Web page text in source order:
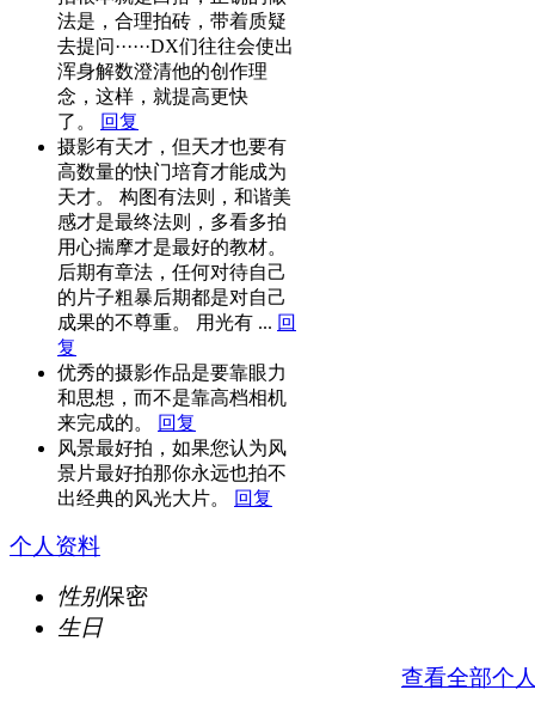
法是，合理拍砖，带着质疑
去提问······DX们往往会使出
浑身解数澄清他的创作理
念，这样，就提高更快
了。
回复
摄影有天才，但天才也要有
高数量的快门培育才能成为
天才。 构图有法则，和谐美
感才是最终法则，多看多拍
用心揣摩才是最好的教材。
后期有章法，任何对待自己
的片子粗暴后期都是对自己
成果的不尊重。 用光有 ... 回
复
优秀的摄影作品是要靠眼力
和思想，而不是靠高档相机
来完成的。
回复
风景最好拍，如果您认为风
景片最好拍那你永远也拍不
出经典的风光大片。
回复
个人资料
性别保密
生日
查看全部个